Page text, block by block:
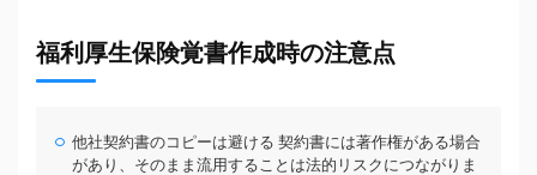
福利厚生保険覚書作成時の注意点
他社契約書のコピーは避ける 契約書には著作権がある場合
があり、そのまま流用することは法的リスクにつながりま